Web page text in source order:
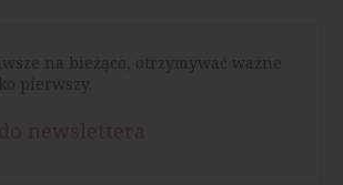
na bieżąco, otrzymywać ważne
pierwszy.